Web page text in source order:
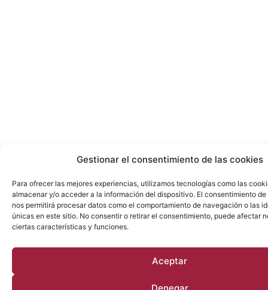
Gestionar el consentimiento de las cookies
Para ofrecer las mejores experiencias, utilizamos tecnologías como las
almacenar y/o acceder a la información del dispositivo. El consentimiento
nos permitirá procesar datos como el comportamiento de navegación o las
únicas en este sitio. No consentir o retirar el consentimiento, puede afectar
ciertas características y funciones.
Aceptar
Denegar